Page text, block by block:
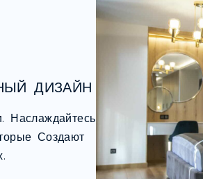
ДИЗАЙН
Наслаждайтесь
Создают